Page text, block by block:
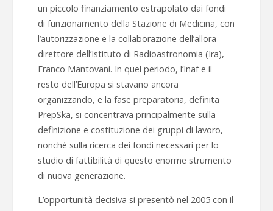
un piccolo finanziamento estrapolato dai fondi
di funzionamento della Stazione di Medicina, con
l’autorizzazione e la collaborazione dell’allora
direttore dell’Istituto di Radioastronomia (Ira),
Franco Mantovani. In quel periodo, l’Inaf e il
resto dell’Europa si stavano ancora
organizzando, e la fase preparatoria, definita
PrepSka, si concentrava principalmente sulla
definizione e costituzione dei gruppi di lavoro,
nonché sulla ricerca dei fondi necessari per lo
studio di fattibilità di questo enorme strumento
di nuova generazione.
L’opportunità decisiva si presentò nel 2005 con il